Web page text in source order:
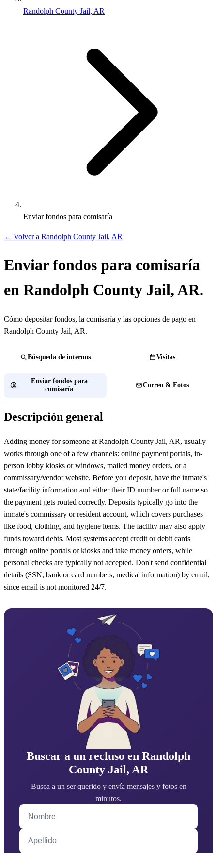
Randolph County Jail, AR
Enviar fondos para comisaría
← Volver a Randolph County Jail, AR
Enviar fondos para comisaría
en Randolph County Jail, AR.
Cómo depositar fondos, la comisaría y las opciones de pago en
Randolph County Jail, AR.
Búsqueda de internos Visitas
Enviar fondos para
comisaría
Correo & Fotos
Descripción general
Adding money for someone at Randolph County Jail, AR, usually
works through one of a few channels: online payment portals, in-
person lobby kiosks or windows, mailed money orders, or a
commissary/vendor website. Before you deposit, have the inmate's
state/facility information and either their ID number or full name so
the payment gets routed correctly. Deposits typically go into the
inmate's commissary or resident account, which covers purchases
like food, clothing, and hygiene items. The facility may also apply
funds toward debts. Most systems accept credit or debit cards
through online portals or kiosks and take money orders, while
personal checks are typically not accepted. Don't send confidential
details (SSN, bank or card numbers, medical information) by email,
since email is not monitored 24/7.
Buscar a un recluso en Randolph
County Jail, AR
Busca a un ser querido y envía mensajes y fotos en
minutos.
Nombre
Apellido